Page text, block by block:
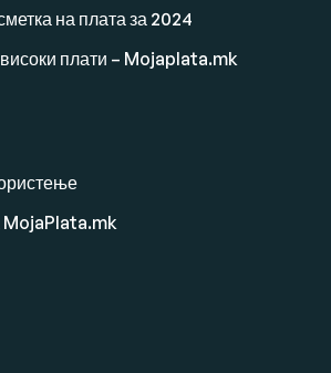
на плата за 2024
плати – Mojaplata.mk
MojaPlata.mk